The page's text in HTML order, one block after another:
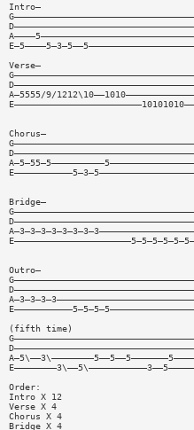
Intro—
Verse—
A—5555/9/
Chorus—
Bridge—
Outro—
(fifth time)
Order:
Intro X 12
Verse X 4
Chorus X 4
Bridge X 4